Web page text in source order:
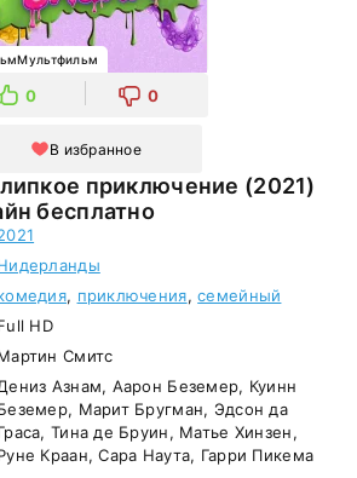
приключение (2021)
бесплатно
0 0
В избранное
, приключения,семейный
HD
Смитс
Азнам, Аарон Беземер, Куинн
Марит Бругман, Эдсон да
Тина де Бруин, Матье Хинзен,
Краан, Сара Наута, Гарри Пикема